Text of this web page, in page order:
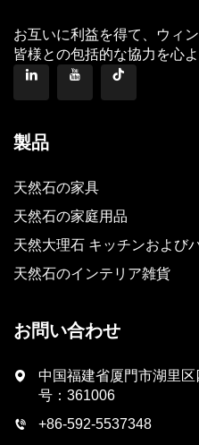
お互いに利益を得て、ウィ
皆様との包括的な協力を心
製品
天然石の家具
天然石の家庭用品
天然大理石 キッチンおよび
天然石のインテリア雑貨
お問い合わせ
中国福建省厦門市湖里
号：361006
+86-592-5537348